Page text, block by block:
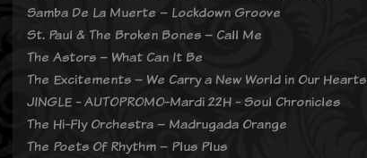
Samba De La Muerte – Lockdown Groove
St. Paul & The Broken Bones – Call Me
The Astors – What Can It Be
The Excitements – We Carry a New World in Our Hearts
JINGLE - AUTOPROMO-Mardi 22H - Soul Chronicles
The Hi-Fly Orchestra – Madrugada Orange
The Poets Of Rhythm – Plus Plus